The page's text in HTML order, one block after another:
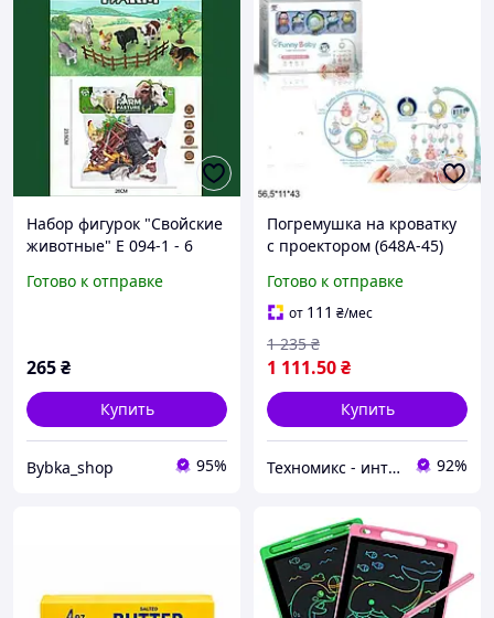
Набор фигурок "Свойские
животные" E 094-1 - 6
с дополнительными
Готово к отправке
265₴
Купить
Bybka_shop 95%
Погремушка на кроватку
с проектором (648A-45)
Готово к отправке
от 111 ₴/мес
1 111.50₴
1 235 ₴
Купить
Техномикс - интернет - магазин качественной техники, электроники и других товаров для дома и работы 92%